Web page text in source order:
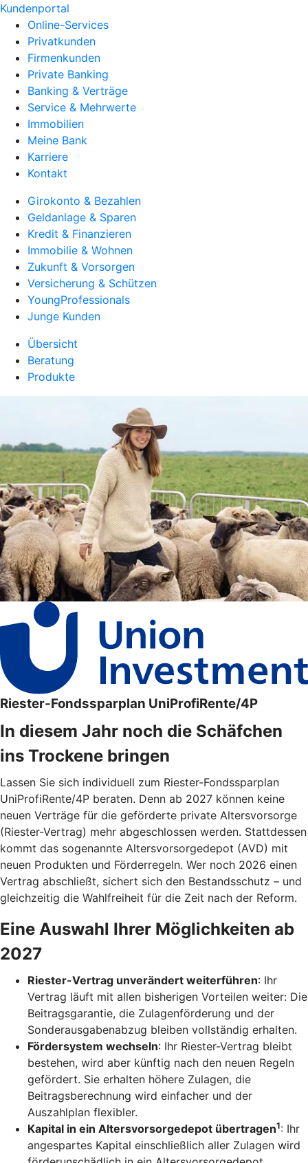
Kundenportal
Online-Services
Privatkunden
Firmenkunden
Private Banking
Banking & Verträge
Service & Mehrwerte
Immobilien
Meine Bank
Karriere
Kontakt
Girokonto & Bezahlen
Geldanlage & Sparen
Kredit & Finanzieren
Immobilie & Wohnen
Zukunft & Vorsorgen
Versicherung & Schützen
YoungProfessionals
Junge Kunden
Übersicht
Beratung
Produkte
Riester-Fondssparplan UniProfiRente/4P
In diesem Jahr noch die Schäfchen
ins Trockene bringen
Lassen Sie sich individuell zum Riester-Fondssparplan
UniProfiRente/4P beraten. Denn ab 2027 können keine
neuen Verträge für die geförderte private Altersvorsorge
(Riester-Vertrag) mehr abgeschlossen werden. Stattdessen
kommt das sogenannte Altersvorsorgedepot (AVD) mit
neuen Produkten und Förderregeln. Wer noch 2026 einen
Vertrag abschließt, sichert sich den Bestandsschutz – und
gleichzeitig die Wahlfreiheit für die Zeit nach der Reform.
Eine Auswahl Ihrer Möglichkeiten ab
2027
Riester-Vertrag unverändert weiterführen: Ihr
Vertrag läuft mit allen bisherigen Vorteilen weiter: Die
Beitragsgarantie, die Zulagenförderung und der
Sonderausgabenabzug bleiben vollständig erhalten.
Fördersystem wechseln: Ihr Riester-Vertrag bleibt
bestehen, wird aber künftig nach den neuen Regeln
gefördert. Sie erhalten höhere Zulagen, die
Beitragsberechnung wird einfacher und der
Auszahlplan flexibler.
Kapital in ein Altersvorsorgedepot übertragen1: Ihr
angespartes Kapital einschließlich aller Zulagen wird